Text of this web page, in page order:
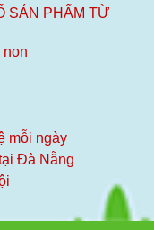
SẢN PHẨM TỪ
non
mỗi ngày
Đà Nẵng